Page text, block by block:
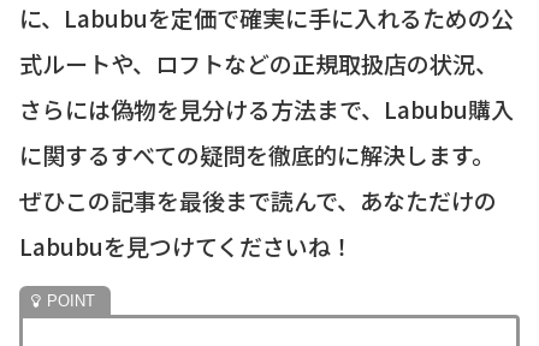
に、Labubuを定価で確実に手に入れるための公
式ルートや、ロフトなどの正規取扱店の状況、
さらには偽物を見分ける方法まで、Labubu購入
に関するすべての疑問を徹底的に解決します。
ぜひこの記事を最後まで読んで、あなただけの
Labubuを見つけてくださいね！